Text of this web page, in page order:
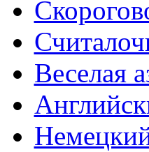
Веселая